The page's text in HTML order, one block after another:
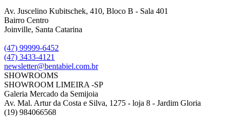
Av. Juscelino Kubitschek, 410, Bloco B - Sala 401
Bairro Centro
Joinville, Santa Catarina
(47) 99999-6452
(47) 3433-4121
newsletter@bentabiel.com.br
SHOWROOMS
SHOWROOM LIMEIRA -SP
Galeria Mercado da Semijoia
Av. Mal. Artur da Costa e Silva, 1275 - loja 8 - Jardim Gloria
(19) 984066568